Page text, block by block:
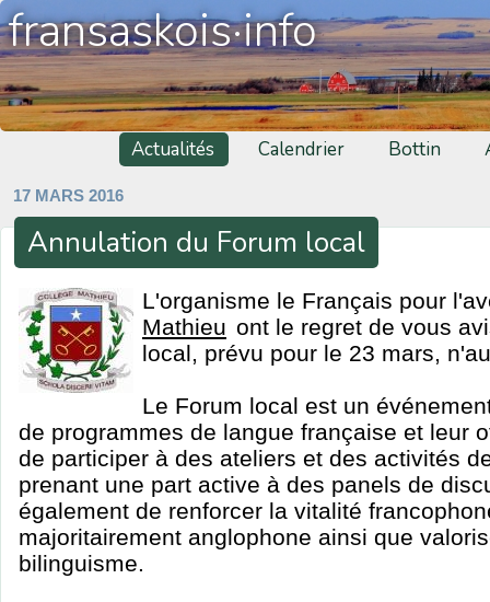
fransaskois·info
Actualités Calendrier Bottin
17 MARS 2016
Annulation du Forum local
L'organisme le Français pour
Mathieu ont le regret de vous
local, prévu pour le 23 mars,
Le Forum local est un
de programmes de langue française et leur
de participer à des ateliers et des activités
prenant une part active à des panels de
également de renforcer la vitalité
majoritairement anglophone ainsi que
bilinguisme.